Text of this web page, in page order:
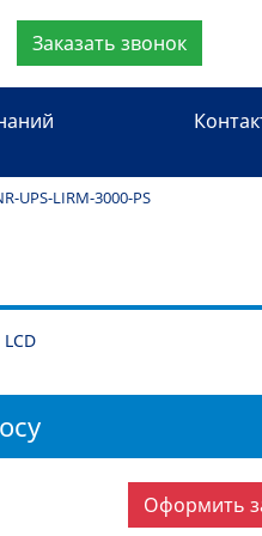
Заказать звонок
UPS-LIRM-3000-PS
Оформить